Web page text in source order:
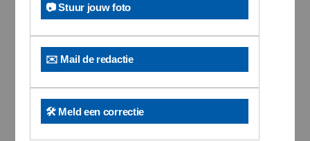
📷 Stuur jouw foto
✉️ Mail de redactie
🛠️ Meld een correctie